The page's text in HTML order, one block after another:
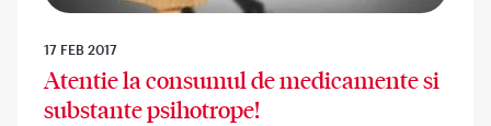
17 FEB 2017
Atentie la consumul de medicamente si
substante psihotrope!